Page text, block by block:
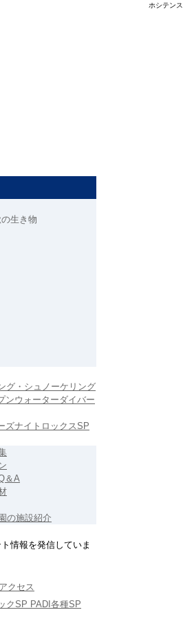
ホシテンス
生き物
情報を発信していま
アクセス
クSP PADI各種SP